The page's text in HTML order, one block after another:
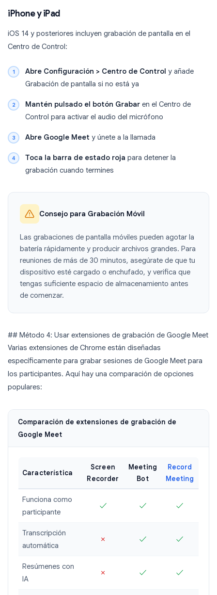
iPhone y iPad
iOS 14 y posteriores incluyen grabación de pantalla en el
Centro de Control:
Abre Configuración > Centro de Control y añade
Grabación de pantalla si no está ya
Mantén pulsado el botón Grabar en el Centro de
Control para activar el audio del micrófono
Abre Google Meet y únete a la llamada
Toca la barra de estado roja para detener la
grabación cuando termines
Consejo para Grabación Móvil
Las grabaciones de pantalla móviles pueden agotar la
batería rápidamente y producir archivos grandes. Para
reuniones de más de 30 minutos, asegúrate de que tu
dispositivo esté cargado o enchufado, y verifica que
tengas suficiente espacio de almacenamiento antes
de comenzar.
## Método 4: Usar extensiones de grabación de Google Meet
Varias extensiones de Chrome están diseñadas
específicamente para grabar sesiones de Google Meet para
los participantes. Aquí hay una comparación de opciones
populares:
Comparación de extensiones de grabación de
Google Meet
Característica
Screen
Recorder
Meeting
Bot
Record
Meeting
Funciona como
participante
✓ ✓ ✓
Transcripción
automática
✗ ✓ ✓
Resúmenes con
IA
✗ ✓ ✓